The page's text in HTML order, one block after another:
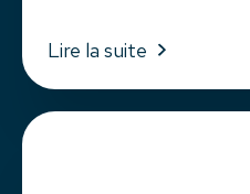
Lire la suite